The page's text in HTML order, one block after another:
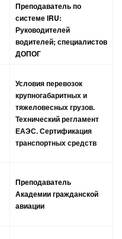
Преподаватель по
системе IRU:
Руководителей
водителей; специалистов
ДОПОГ
Условия перевозок
крупногабаритных и
тяжеловесных грузов.
Технический регламент
ЕАЭС. Сертификация
транспортных средств
Преподаватель
Академии гражданской
авиации